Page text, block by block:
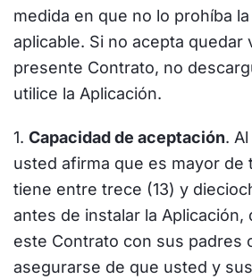
medida en que no lo prohíba
aplicable. Si no acepta quedar
presente Contrato, no
utilice la Aplicación.
1. Capacidad de aceptación.
usted afirma que es mayor de
tiene entre trece (13) y
antes de instalar la Aplicación,
este Contrato con sus padres
asegurarse de que usted y